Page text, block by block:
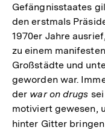
Gefängnisstaates
den erstmals
1970er Jahre
zu einem
Großstädte und
geworden war.
der war on drugs
motiviert gewesen,
hinter Gitter bringen